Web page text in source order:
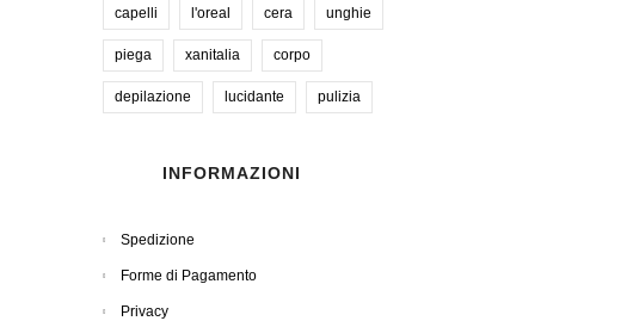
capelli l'oreal cera unghie
piega xanitalia corpo
depilazione lucidante pulizia
INFORMAZIONI
Spedizione
Forme di Pagamento
Privacy